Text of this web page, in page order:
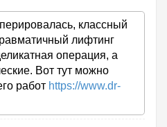
классный
лифтинг
операция, а
Вот тут можно
работ https://www.dr-